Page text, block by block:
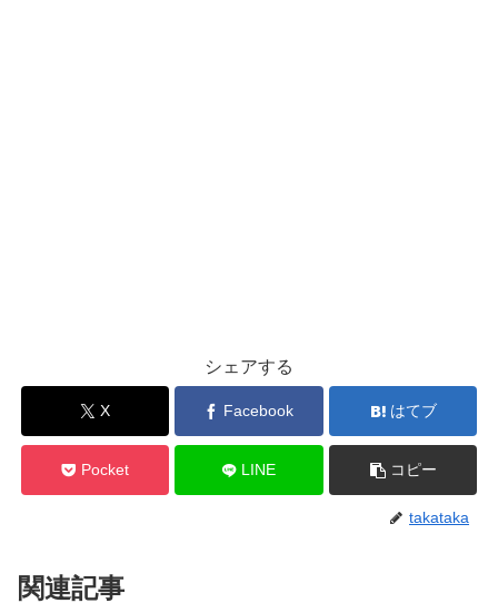
シェアする
X Facebook はてブ
Pocket LINE コピー
takataka
関連記事